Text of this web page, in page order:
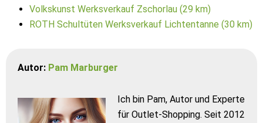
Volkskunst Werksverkauf Zschorlau (29 km)
ROTH Schultüten Werksverkauf Lichtentanne (30 km)
Autor: Pam Marburger
Ich bin Pam, Autor und Experte
für Outlet-Shopping. Seit 2012